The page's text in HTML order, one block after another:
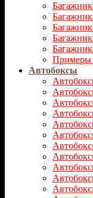
Примеры
Автобоксы